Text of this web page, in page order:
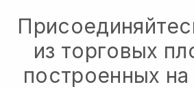
из торговых
построенных